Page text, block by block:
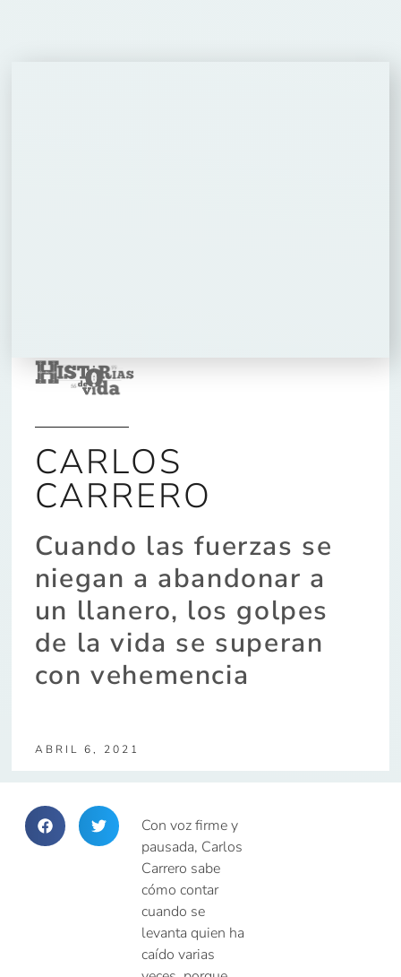
CARLOS
CARRERO
Cuando las fuerzas se
niegan a abandonar a
un llanero, los golpes
de la vida se superan
con vehemencia
ABRIL 6, 2021
Con voz firme y
pausada, Carlos
Carrero sabe
cómo contar
cuando se
levanta quien ha
caído varias